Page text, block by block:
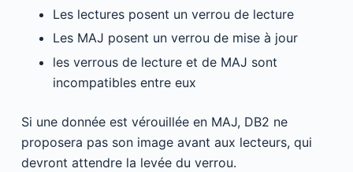
Les lectures posent un verrou de lecture
Les MAJ posent un verrou de mise à jour
les verrous de lecture et de MAJ sont
incompatibles entre eux
Si une donnée est vérouillée en MAJ, DB2 ne
proposera pas son image avant aux lecteurs, qui
devront attendre la levée du verrou.